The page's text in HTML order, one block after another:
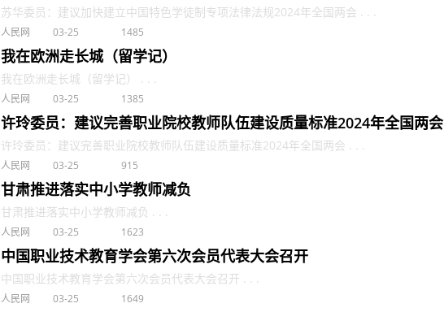
苏华委员：建议加快建立中国特色学徒制专项法律法规2024年全国两会 . . .
人民网 03-25 1485
我在欧洲走长城（留学记）
我在欧洲走长城（留学记） . . .
人民网 03-25 1385
许玲委员：建议完善职业院校教师队伍建设质量标准2024年全国两会
许玲委员：建议完善职业院校教师队伍建设质量标准2024年全国两会 . . .
人民网 03-25 915
甘肃推进落实中小学教师减负
甘肃推进落实中小学教师减负 . . .
人民网 03-25 1623
中国职业技术教育学会第六次会员代表大会召开
中国职业技术教育学会第六次会员代表大会召开 . . .
人民网 03-25 1649